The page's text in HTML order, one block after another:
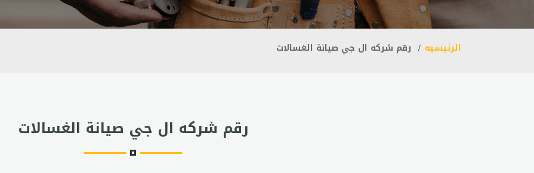
الرئيسيه رقم شركه ال جي صيانة الغسالات
رقم شركه ال جي صيانة الغسالات